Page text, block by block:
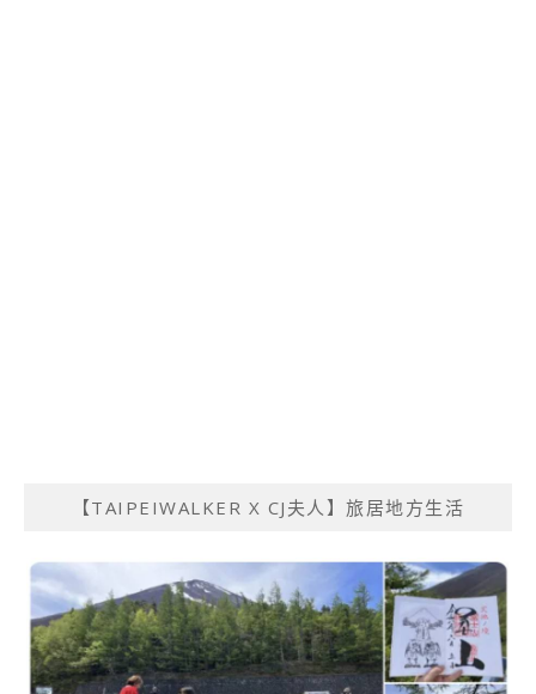
【TAIPEIWALKER X CJ夫人】旅居地方生活